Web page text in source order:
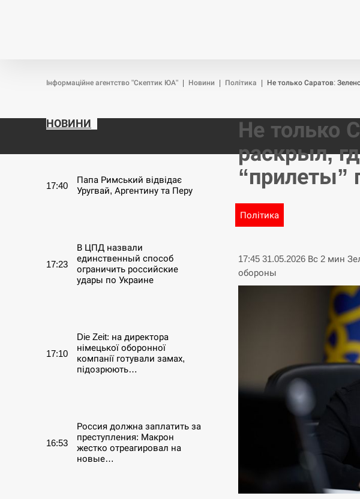
Інформаційне агентство "Скептик ЮА" Новини Політика Не только Саратов:
НОВИНИ
СЕРПЕНЬ
17:40
Папа Римський відвідає
Уругвай, Аргентину та Перу
17:23
В ЦПД назвали
единственный способ
ограничить российские
удары по Украине
17:10
Die Zeit: на директора
німецької оборонної
компанії готували замах,
підозрюють…
16:53
Россия должна заплатить за
преступления: Макрон
жестко отреагировал на
новые…
Не только
раскрыл,
“прилеты”
Політика
17:45 31.05.2026 Вс 2 мин
обороны